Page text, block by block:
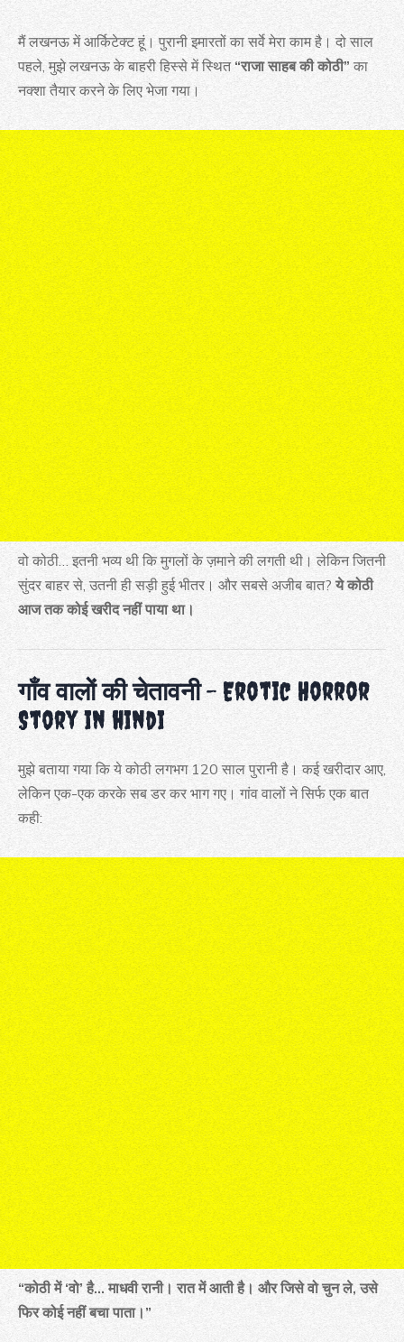
मैं लखनऊ में आर्किटेक्ट हूं। पुरानी इमारतों का सर्वे मेरा काम है। दो साल
पहले, मुझे लखनऊ के बाहरी हिस्से में स्थित “राजा साहब की कोठी” का
नक्शा तैयार करने के लिए भेजा गया।
वो कोठी… इतनी भव्य थी कि मुगलों के ज़माने की लगती थी। लेकिन जितनी
सुंदर बाहर से, उतनी ही सड़ी हुई भीतर। और सबसे अजीब बात? ये कोठी
आज तक कोई खरीद नहीं पाया था।
गाँव वालों की चेतावनी– Erotic Horror
Story in hindi
मुझे बताया गया कि ये कोठी लगभग 120 साल पुरानी है। कई खरीदार आए,
लेकिन एक-एक करके सब डर कर भाग गए। गांव वालों ने सिर्फ एक बात
कही:
“कोठी में ‘वो’ है… माधवी रानी। रात में आती है। और जिसे वो चुन ले, उसे
फिर कोई नहीं बचा पाता।”